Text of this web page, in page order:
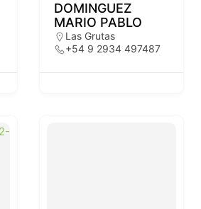
DOMINGUEZ
MARIO PABLO
Las Grutas
+54 9 2934 497487